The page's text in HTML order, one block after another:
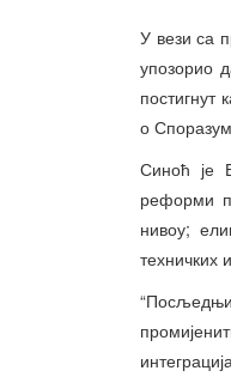
У вези са
упозорио
постигнут
о
Синоћ је
реформи
нивоу;
техничких